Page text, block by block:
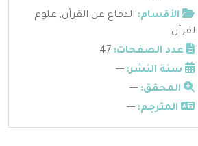
الأقسام: الدفاع عن القرآن, علوم
القرآن
عدد الصفحات:
سنة النشر: ---
المحقق: ---
المترجم: ---